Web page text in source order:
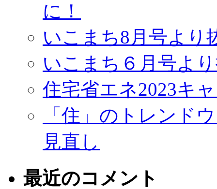
に！
いこまち8月号よ
いこまち６月号よ
住宅省エネ2023キ
「住」のトレンド
見直し
最近のコメント